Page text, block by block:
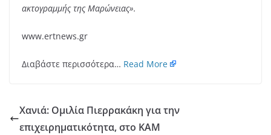
ακτογραμμής της Μαρώνειας».
www.ertnews.gr
Διαβάστε περισσότερα… Read More
Χανιά: Ομιλία Πιερρακάκη για την
επιχειρηματικότητα, στο ΚΑΜ